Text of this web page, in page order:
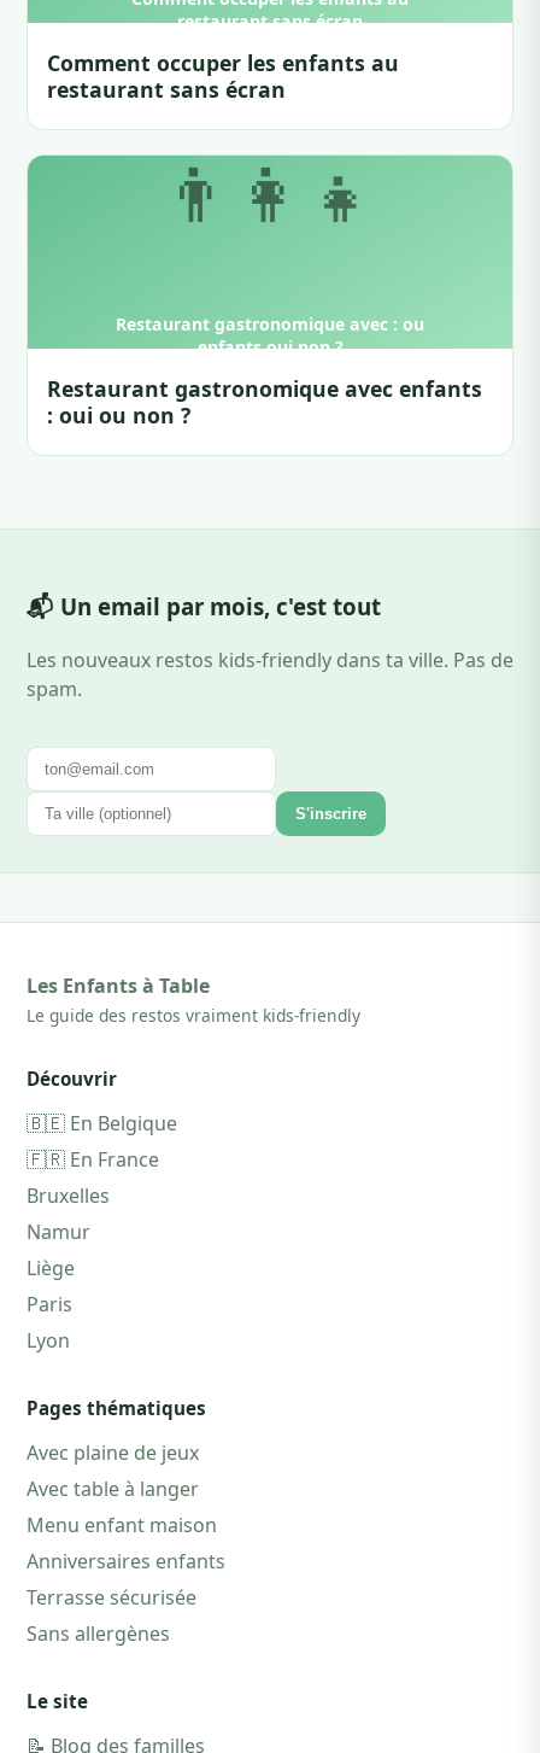
Comment occuper les enfants au
restaurant sans écran
Restaurant gastronomique avec enfants
: oui ou non ?
📬 Un email par mois, c'est tout
Les nouveaux restos kids-friendly dans ta ville. Pas de
spam.
S'inscrire
Les Enfants à Table
Le guide des restos vraiment kids-friendly
Découvrir
🇧🇪 En Belgique
🇫🇷 En France
Bruxelles
Namur
Liège
Paris
Lyon
Pages thématiques
Avec plaine de jeux
Avec table à langer
Menu enfant maison
Anniversaires enfants
Terrasse sécurisée
Sans allergènes
Le site
📝 Blog des familles